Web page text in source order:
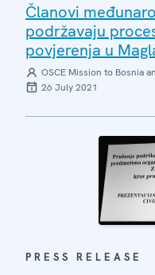
Članovi
podržavaju
povjerenja u
OSCE Mission to Bosnia
26 July 2021
PRESS RELEASE